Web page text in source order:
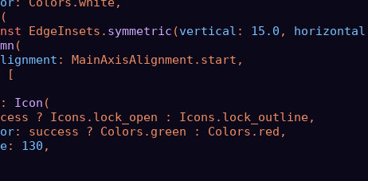
(
EdgeInsets. symmetric (vertical : 15.0 , horizontal
(
: MainAxisAlignment.start,
[
: Icon (
? Icons.lock_open : Icons.lock_outline,
: success ? Colors.green : Colors.red,
: 130 ,